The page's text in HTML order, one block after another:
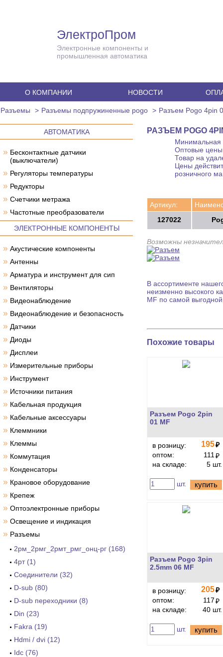
ЭлектроПром
Электронные компоненты и
промышленная автоматика
О КОМПАНИИ НОВОСТИ
Разъемы Разъемы подпружиненные pogo Разъем Pogo 4pin
АВТОМАТИКА
» Бесконтактные датчики
(выключатели)
» Регуляторы температуры
» Редукторы
» Счетчики метража
» Частотные преобразователи
ЭЛЕКТРОННЫЕ КОМПОНЕНТЫ
» Акустические компоненты
» Антенны
» Арматура и инструмент для сип
» Вентиляторы
» Видеонаблюдение
» Видеонаблюдение и безопасность
» Датчики
» Диоды
» Дисплеи
» Измерительные приборы
» Инструмент
» Источники питания
» Кабельная продукция
» Кабельные аксессуары
» Клеммники
» Клеммы
» Коммутация
» Конденсаторы
» Крановое оборудование
» Крепеж
» Оптоэлектронные приборы
» Освещение и индикация
» Разъемы
2рм_2рмг_2рмт_рмг_онц-рг (168)
4рт (1)
Cоединители (32)
D-sub (80)
D-sub переходники (8)
Din (23)
Fakra (19)
Hdmi / dvi (12)
Idc (76)
РАЗЪЕМ POGO
Минимальная
Оптовые цены
Товар на
Цены
розничного
Артикул:
127022
Возможны
В ассортименте
неизменно высокого
MF по самой
Похожие товары
Разъем Pogo 2pin
01 MF
в розницу: 195₽
оптом:
111 ₽
на складе:
5 шт.
шт. купить
Разъем Pogo 3pin
2.5mm 06 MF
в розницу: 205₽
оптом:
117₽
на складе:
40 шт.
шт. купить